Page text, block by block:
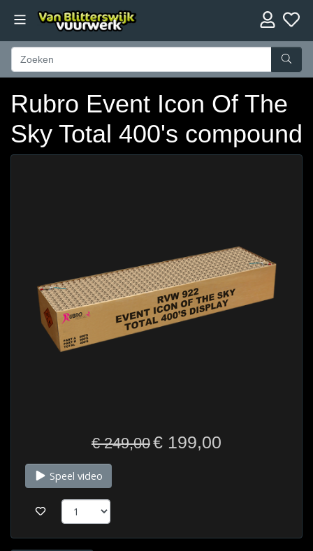
Rubro Event Icon Of The
Sky Total 400's compound
€ 249,00€ 199,00
Speel video